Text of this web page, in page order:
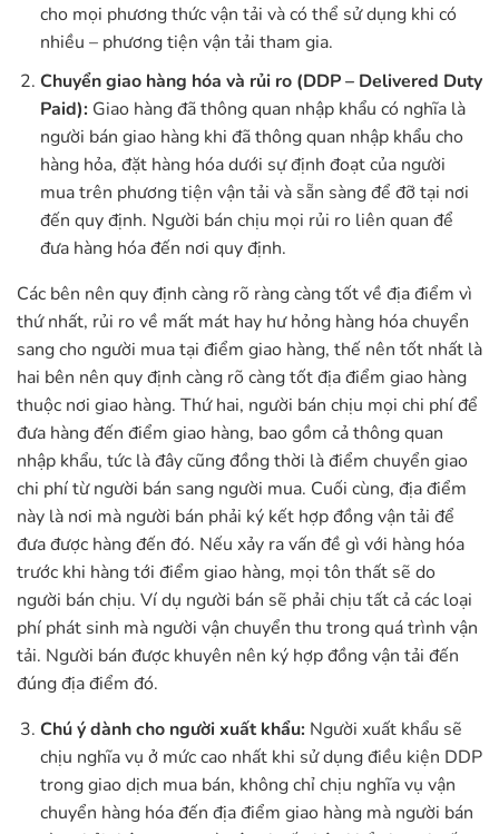
cho mọi phương thức vận tải và có thể sử dụng khi có
nhiều – phương tiện vận tải tham gia.
Chuyển giao hàng hóa và rủi ro (DDP – Delivered Duty
Paid):Giao hàng đã thông quan nhập khẩu có nghĩa là
người bán giao hàng khi đã thông quan nhập khẩu cho
hàng hỏa, đặt hàng hóa dưới sự định đoạt của người
mua trên phương tiện vận tải và sẵn sàng để đỡ tại nơi
đến quy định. Người bán chịu mọi rủi ro liên quan để
đưa hàng hóa đến nơi quy định.
Các bên nên quy định càng rõ ràng càng tốt về địa điểm vì
thứ nhất, rủi ro về mất mát hay hư hỏng hàng hóa chuyển
sang cho người mua tại điểm giao hàng, thế nên tốt nhất là
hai bên nên quy định càng rõ càng tốt địa điểm giao hàng
thuộc nơi giao hàng. Thứ hai, người bán chịu mọi chi phí để
đưa hàng đến điểm giao hàng, bao gồm cả thông quan
nhập khẩu, tức là đây cũng đồng thời là điểm chuyển giao
chi phí từ người bán sang người mua. Cuối cùng, địa điểm
này là nơi mà người bán phải ký kết hợp đồng vận tải để
đưa được hàng đến đó. Nếu xảy ra vấn đề gì với hàng hóa
trước khi hàng tới điểm giao hàng, mọi tôn thất sẽ do
người bán chịu. Ví dụ người bán sẽ phải chịu tất cả các loại
phí phát sinh mà người vận chuyển thu trong quá trình vận
tải. Người bán được khuyên nên ký hợp đồng vận tải đến
đúng địa điểm đó.
Chú ý dành cho người xuất khẩu:Người xuất khẩu sẽ
chịu nghĩa vụ ở mức cao nhất khi sử dụng điều kiện DDP
trong giao dịch mua bán, không chỉ chịu nghĩa vụ vận
chuyển hàng hóa đến địa điểm giao hàng mà người bán